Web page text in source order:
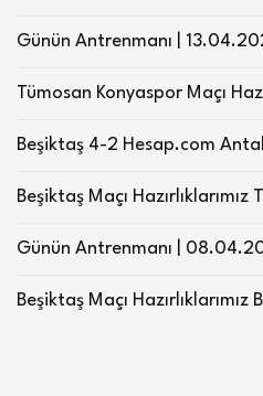
Günün Antrenmanı |
Tümosan Konyaspor Maçı
Beşiktaş 4-2 Hesap.com
Beşiktaş Maçı Hazırlıklarımız
Günün Antrenmanı |
Beşiktaş Maçı Hazırlıklarımız